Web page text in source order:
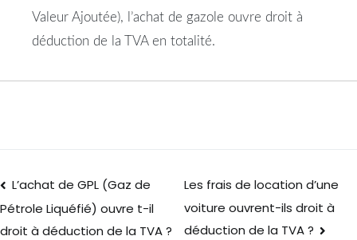
Valeur Ajoutée), l’achat de gazole ouvre droit à
déduction de la TVA en totalité.
L’achat de GPL (Gaz de
Pétrole Liquéfié) ouvre t-il
droit à déduction de la TVA ?
Les frais de location d’une
voiture ouvrent-ils droit à
déduction de la TVA ?